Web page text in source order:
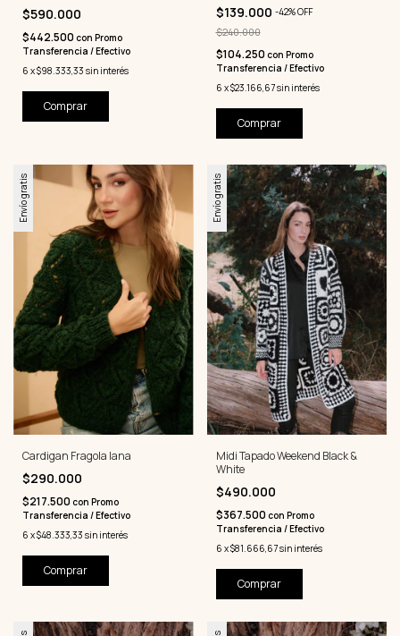
$590.000
$442.500 con Promo
Transferencia / Efectivo
6 x$98.333,33 sin interés
Comprar
$139.000 -42%OFF
$240.000
$104.250 con Promo
Transferencia / Efectivo
6 x$23.166,67sin interés
Envío gratis
Cardigan Fragola lana
$290.000
$217.500 con Promo
Transferencia / Efectivo
6 x$48.333,33 sin interés
Comprar
Envío gratis
Midi Tapado Weekend Black &
White
$490.000
$367.500 con Promo
Transferencia / Efectivo
6 x$81.666,67sin interés
Comprar